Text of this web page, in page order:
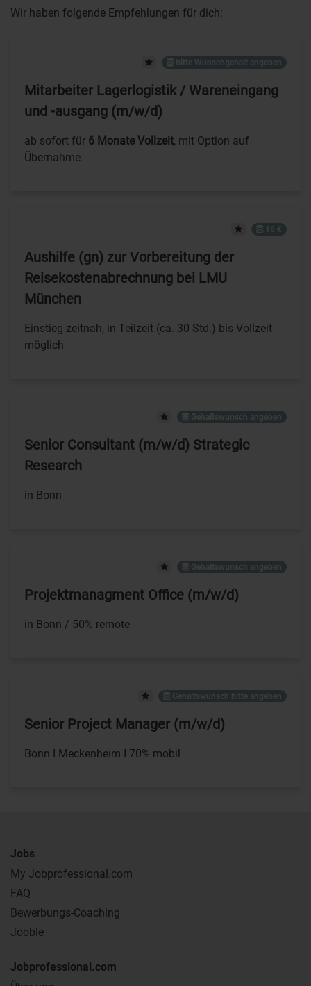
Wir haben folgende Empfehlungen für dich:
Mitarbeiter Lagerlogistik / Wareneingang
und -ausgang (m/w/d)
ab sofort für 6 Monate Vollzeit, mit Option auf
Übernahme
bitte Wunschgehalt angeben
Aushilfe (gn) zur Vorbereitung der
Reisekostenabrechnung bei LMU
München
Einstieg zeitnah, in Teilzeit (ca. 30 Std.) bis Vollzeit
möglich
16 €
Senior Consultant (m/w/d) Strategic
Research
in Bonn
Gehaltswunsch angeben
Projektmanagment Office (m/w/d)
in Bonn / 50% remote
Gehaltswunsch angeben
Senior Project Manager (m/w/d)
Bonn I Meckenheim I 70% mobil
Gehaltswunsch bitte angeben
Jobs
My Jobprofessional.com
FAQ
Bewerbungs-Coaching
Jooble
Jobprofessional.com